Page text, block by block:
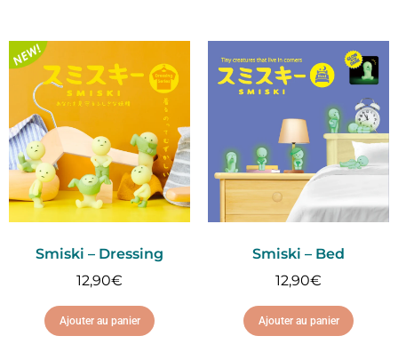
Smiski – Dressing
12,90€
Ajouter au panier
Smiski – Bed
12,90€
Ajouter au panier